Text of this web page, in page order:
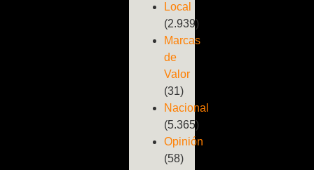
Local
(2.939)
Marcas
de
Valor
(31)
Nacional
(5.365)
Opinión
(58)